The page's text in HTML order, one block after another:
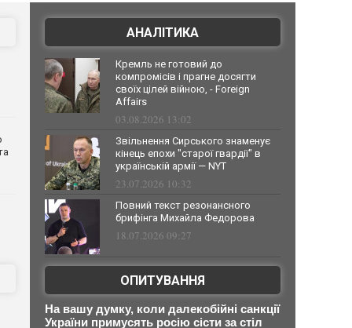
АНАЛІТИКА
Кремль не готовий до
компромісів і прагне досягти
своїх цілей війною, - Foreign
Affairs
03.08.2026 13:02
Звільнення Сирського знаменує
кінець епохи "старої гвардії" в
українській армії — NYT
23.07.2026 10:32
Повний текст резонансного
брифінга Михайла Федорова
18.07.2026 09:27
ОПИТУВАННЯ
На вашу думку, коли далекобійні санкції
України примусять росію сісти за стіл